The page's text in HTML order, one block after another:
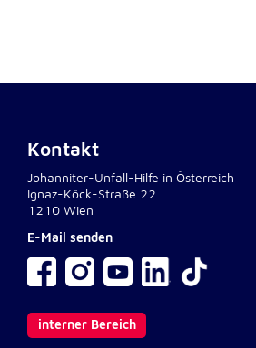
Kontakt
Johanniter-Unfall-Hilfe in Österreich
Ignaz-Köck-Straße 22
1210 Wien
E-Mail senden
interner Bereich